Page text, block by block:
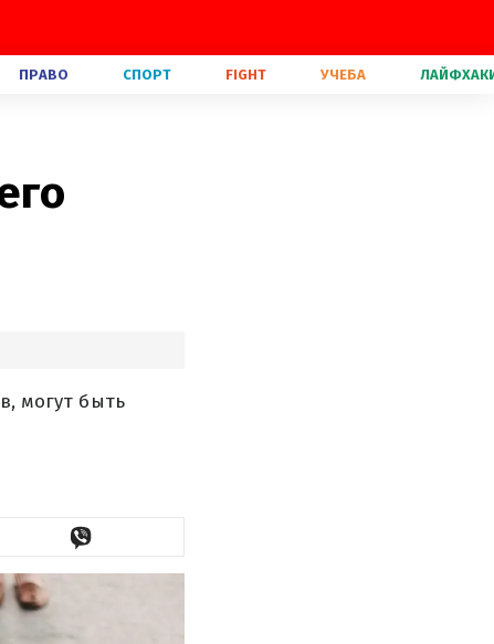
ПРАВО СПОРТ FIGHT УЧЕБА
могут быть